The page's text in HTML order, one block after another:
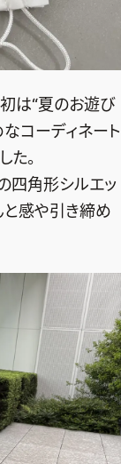
初は“夏のお遊び
コーディネート
た。
四角形シルエッ
と感や引き締め